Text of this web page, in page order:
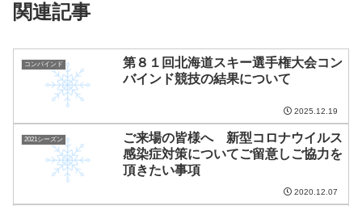
関連記事
コンバインド
第８１回北海道スキー選手権大会コン
バインド競技の結果について
2025.12.19
2021シーズン
ご来場の皆様へ 新型コロナウイルス
感染症対策についてご留意しご協力を
頂きたい事項
2020.12.07